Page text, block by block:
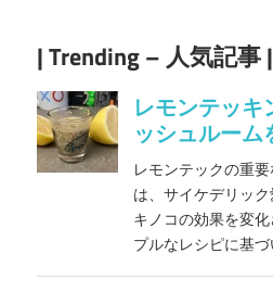
| Trending – 人気記事 |